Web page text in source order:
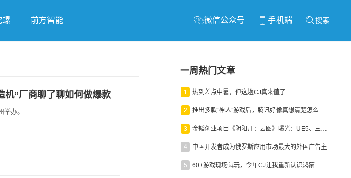
螺 前方智能 微信公众号 手机端 搜索
机”厂商聊了聊如何做爆款
办。
一周热门文章
1 热到差点中暑，但这趟CJ真来值了
2 推出多款“神人”游戏后，腾讯好像真想清楚怎么做二次元了
3 金韬创业项目《阴阳师：云图》曝光：UE5、三端互通、ARPG
4 中国开发者成为俄罗斯应用市场最大的外国广告主
5 60+游戏现场试玩，今年CJ让我重新认识鸿蒙